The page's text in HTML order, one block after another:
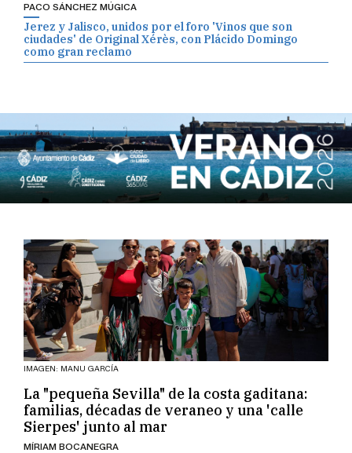
PACO SÁNCHEZ MÚGICA
Jerez y Jalisco, unidos por el foro 'Vinos que son
ciudades' de Original Xérès, con Plácido Domingo
como gran reclamo
IMAGEN: MANU GARCÍA
La "pequeña Sevilla" de la costa gaditana:
familias, décadas de veraneo y una 'calle
Sierpes' junto al mar
MÍRIAM BOCANEGRA